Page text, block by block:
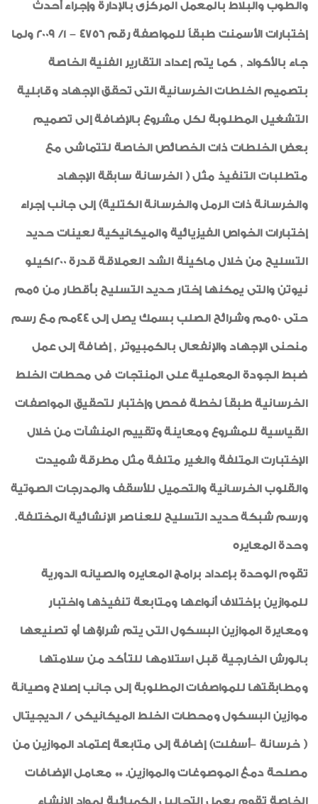
والطوب والبلاط بالمعمل المركزى بالإدارة وإجراء أحدث
إختبارات الأسمنت طبقاً للمواصفة رقم 4756 – 1/ 2009 ولما
جاء بالأكواد , كما يتم إعداد التقارير الفنية الخاصة
بتصميم الخلطات الخرسانية التى تحقق الإجهاد وقابلية
التشغيل المطلوبة لكل مشروع بالإضافة إلى تصميم
بعض الخلطات ذات الخصائص الخاصة لتتماشى مع
متطلبات التنفيذ مثل ( الخرسانة سابقة الإجهاد
والخرسانة ذات الرمل والخرسانة الكتلية) إلى جانب إجراء
إختبارات الخواص الفيزيائية والميكانيكية لعينات حديد
التسليح من خلال ماكينة الشد العملاقة قدرة 1200كيلو
نيوتن والتى يمكنها إختار حديد التسليح بأقطار من 5مم
حتى 50مم وشرائح الصلب بسمك يصل إلى 44مم مع رسم
منحنى الإجهاد والإنفعال بالكمبيوتر , إضافة إلى عمل
ضبط الجودة المعملية على المنتجات فى محطات الخلط
الخرسانية طبقاً لخطة فحص وإختبار لتحقيق المواصفات
القياسية للمشروع ومعاينة وتقييم المنشآت من خلال
الإختبارت المتلفة والغير متلفة مثل مطرقة شميدت
والقلوب الخرسانية والتحميل للأسقف والمدرجات الصوتية
ورسم شبكة حديد التسليح للعناصر الإنشائية المختلفة.
وحدة المعايره
تقوم الوحدة بإعداد برامج المعايره والصيانه الدورية
للموازين بإختلاف أنواعها ومتابعة تنفيذها واختبار
ومعايرة الموازين البسكول التى يتم شراؤها أو تصنيعها
بالورش الخارجية قبل استلامها للتأكد من سلامتها
ومطابقتها للمواصفات المطلوبة إلى جانب إصلاح وصيانة
موازين البسكول ومحطات الخلط الميكانيكى / الديجيتال
( خرسانة –أسفلت) إضافة إلى متابعة إعتماد الموازين من
مصلحة دمغ الموصوغات والموازين. ** معامل الإضافات
الخاصة تقوم بعمل التحاليل الكميائية لمواد الإنشاء